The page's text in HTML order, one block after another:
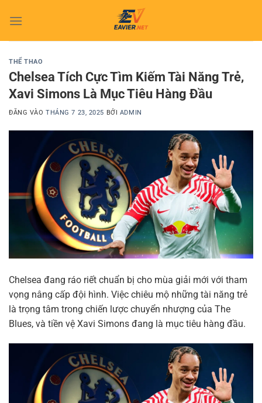
qua
THỂ THAO
Chelsea Tích Cực Tìm Kiếm Tài Năng Trẻ,
Xavi Simons Là Mục Tiêu Hàng Đầu
ĐĂNG VÀOTHÁNG 7 23, 2025 BỞI ADMIN
Chelsea đang ráo riết chuẩn bị cho mùa giải mới với tham
vọng nâng cấp đội hình. Việc chiêu mộ những tài năng trẻ
là trọng tâm trong chiến lược chuyển nhượng của The
Blues, và tiền vệ Xavi Simons đang là mục tiêu hàng đầu.